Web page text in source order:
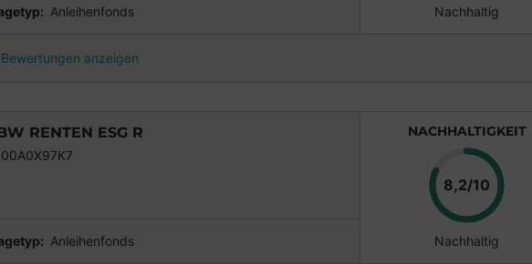
Anleihenfonds Nachhaltig
Bewertungen anzeigen
RENTEN ESG R
Anleihenfonds
NACHHALTIGKEIT
8,2/10 Punkte
Nachhaltig